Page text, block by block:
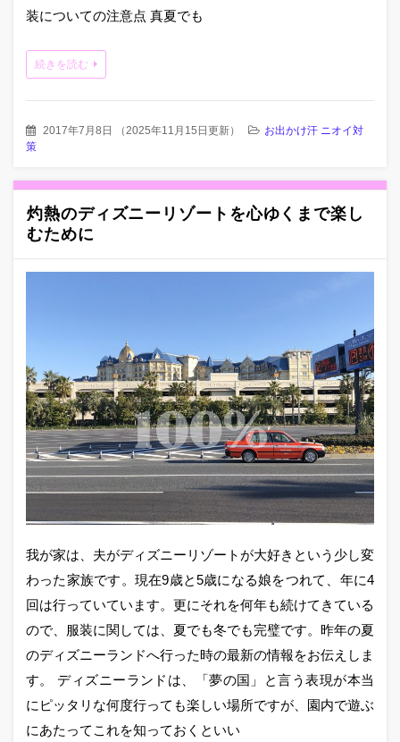
装についての注意点 真夏でも
続きを読む
2017年7月8日 （2025年11月15日更新）
お出かけ汗 ニオイ対
策
灼熱のディズニーリゾートを心ゆくまで楽し
むために
我が家は、夫がディズニーリゾートが大好きという少し変
わった家族です。現在9歳と5歳になる娘をつれて、年に4
回は行っていています。更にそれを何年も続けてきている
ので、服装に関しては、夏でも冬でも完璧です。昨年の夏
のディズニーランドへ行った時の最新の情報をお伝えしま
す。 ディズニーランドは、「夢の国」と言う表現が本当
にピッタリな何度行っても楽しい場所ですが、園内で遊ぶ
にあたってこれを知っておくといい